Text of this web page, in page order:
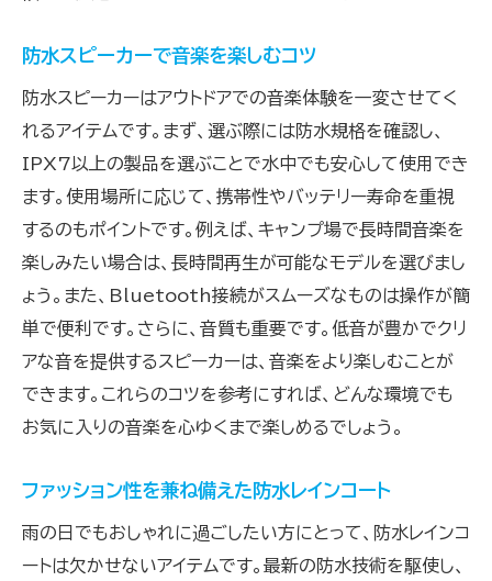
防水スピーカーで音楽を楽しむコツ
防水スピーカーはアウトドアでの音楽体験を一変させてく
れるアイテムです。まず、選ぶ際には防水規格を確認し、
IPX7以上の製品を選ぶことで水中でも安心して使用でき
ます。使用場所に応じて、携帯性やバッテリー寿命を重視
するのもポイントです。例えば、キャンプ場で長時間音楽を
楽しみたい場合は、長時間再生が可能なモデルを選びまし
ょう。また、Bluetooth接続がスムーズなものは操作が簡
単で便利です。さらに、音質も重要です。低音が豊かでクリ
アな音を提供するスピーカーは、音楽をより楽しむことが
できます。これらのコツを参考にすれば、どんな環境でも
お気に入りの音楽を心ゆくまで楽しめるでしょう。
ファッション性を兼ね備えた防水レインコート
雨の日でもおしゃれに過ごしたい方にとって、防水レインコ
ートは欠かせないアイテムです。最新の防水技術を駆使し、